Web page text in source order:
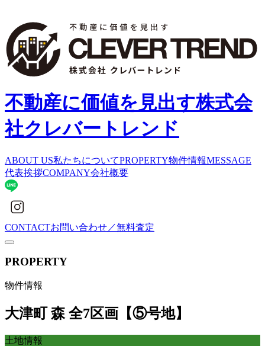
不動産に価値を見出す株式会
社クレバートレンド
ABOUT US私たちについてPROPERTY物件情報MESSAGE
代表挨拶COMPANY会社概要
CONTACTお問い合わせ／無料査定
PROPERTY
物件情報
大津町 森 全7区画【⑤号地】
土地情報